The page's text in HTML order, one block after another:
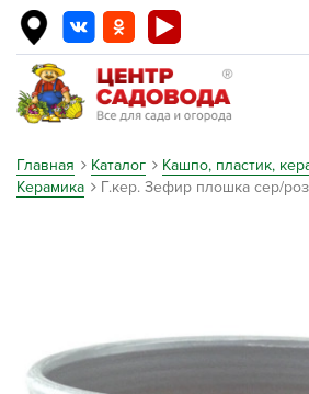
Главная Каталог Кашпо, пластик,
Керамика
Г.кер. Зефир плошка сер/